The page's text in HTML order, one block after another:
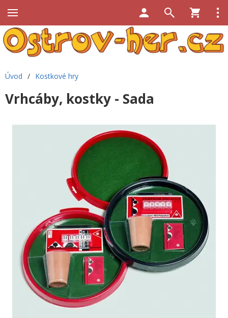
Úvod / Kostkové hry
Vrhcáby, kostky - Sada